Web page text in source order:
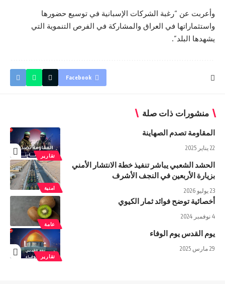
وأعربت عن “رغبة الشركات الإسبانية في توسيع حضورها
واستثماراتها في العراق والمشاركة في الفرص التنموية التي
يشهدها البلد”.
Facebook
منشورات ذات صلة
تقارير
المقاومة تصدم الصهاينة
22 يناير 2025
امنية
الحشد الشعبي يباشر تنفيذ خطة الانتشار الأمني
بزيارة الأربعين في النجف الأشرف
23 يوليو 2026
عامة
أخصائية توضح فوائد ثمار الكيوي
4 نوفمبر 2024
تقارير
يوم القدس يوم الوفاء
29 مارس 2025